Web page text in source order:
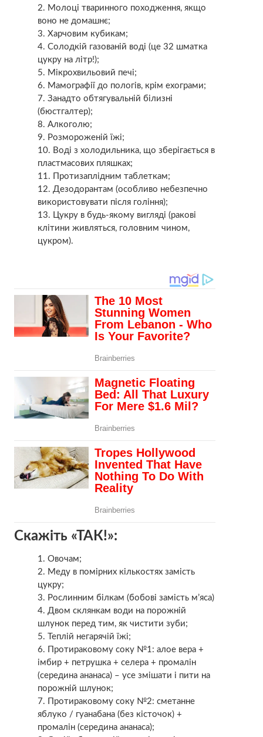
Молоці тваринного походження, якщо
воно не домашнє;
Харчовим кубикам;
Солодкій газованій воді (це 32 шматка
цукру на літр!);
Мікрохвильовий печі;
Мамографії до пологів, крім ехограми;
Занадто обтягувальній білизні
(бюстгалтер);
Алкоголю;
Розмороженій їжі;
Воді з холодильника, що зберігається в
пластмасових пляшках;
Протизаплідним таблеткам;
Дезодорантам (особливо небезпечно
використовувати після гоління);
Цукру в будь-якому вигляді (ракові
клітини живляться, головним чином,
цукром).
Скажіть «ТАК!»:
Овочам;
Меду в помірних кількостях замість
цукру;
Рослинним білкам (бобові замість м’яса)
Двом склянкам води на порожній
шлунок перед тим, як чистити зуби;
Теплій негарячій їжі;
Протираковому соку №1: алое вера +
імбир + петрушка + селера + промалін
(середина ананаса) – усе змішати і пити на
порожній шлунок;
Протираковому соку №2: сметанне
яблуко / гуанабана (без кісточок) +
промалін (середина ананаса);